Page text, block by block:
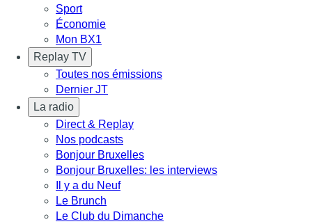
Sport
Économie
Mon BX1
Replay TV
Toutes nos émissions
Dernier JT
La radio
Direct & Replay
Nos podcasts
Bonjour Bruxelles
Bonjour Bruxelles: les interviews
Il y a du Neuf
Le Brunch
Le Club du Dimanche